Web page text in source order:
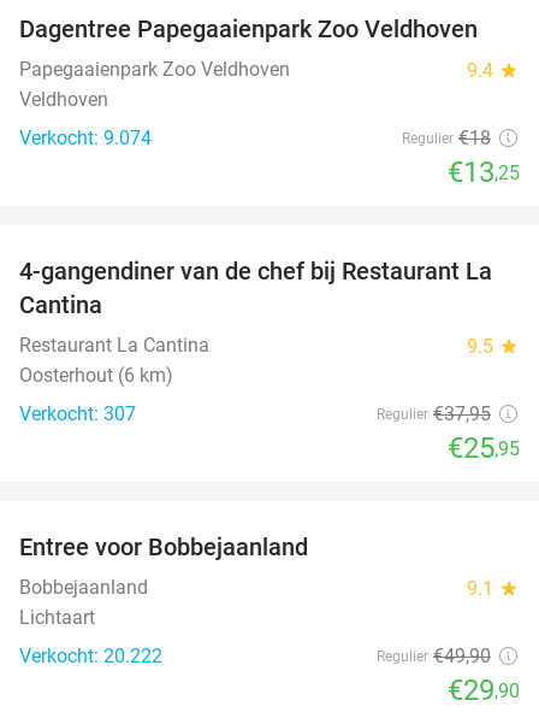
26%
Dagentree Papegaaienpark Zoo Veldhoven
Papegaaienpark Zoo Veldhoven 9.4 star
Veldhoven
Verkocht: 9.074
Regulier €18
€13,25
32%
4-gangendiner van de chef bij Restaurant La
Cantina
Restaurant La Cantina 9.5 star
Oosterhout (6 km)
Verkocht: 307
Regulier €37,95
€25,95
Entree voor Bobbejaanland
Bobbejaanland 9.1 star
Lichtaart
Verkocht: 20.222
Regulier €49,90
€29,90